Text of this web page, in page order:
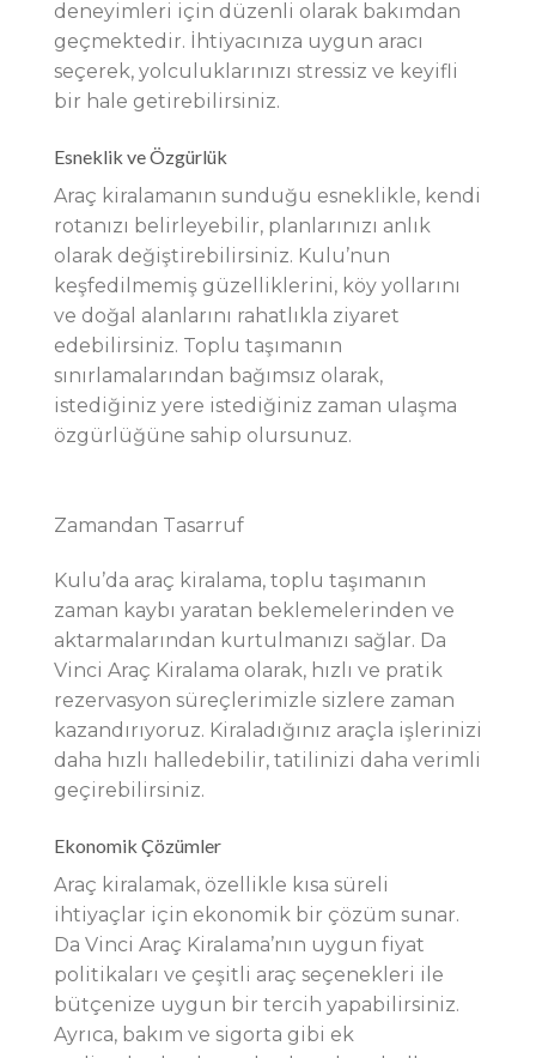
deneyimleri için düzenli olarak bakımdan
geçmektedir. İhtiyacınıza uygun aracı
seçerek, yolculuklarınızı stressiz ve keyifli
bir hale getirebilirsiniz.
Esneklik ve Özgürlük
Araç kiralamanın sunduğu esneklikle, kendi
rotanızı belirleyebilir, planlarınızı anlık
olarak değiştirebilirsiniz. Kulu’nun
keşfedilmemiş güzelliklerini, köy yollarını
ve doğal alanlarını rahatlıkla ziyaret
edebilirsiniz. Toplu taşımanın
sınırlamalarından bağımsız olarak,
istediğiniz yere istediğiniz zaman ulaşma
özgürlüğüne sahip olursunuz.
Zamandan Tasarruf
Kulu’da araç kiralama, toplu taşımanın
zaman kaybı yaratan beklemelerinden ve
aktarmalarından kurtulmanızı sağlar. Da
Vinci Araç Kiralama olarak, hızlı ve pratik
rezervasyon süreçlerimizle sizlere zaman
kazandırıyoruz. Kiraladığınız araçla işlerinizi
daha hızlı halledebilir, tatilinizi daha verimli
geçirebilirsiniz.
Ekonomik Çözümler
Araç kiralamak, özellikle kısa süreli
ihtiyaçlar için ekonomik bir çözüm sunar.
Da Vinci Araç Kiralama’nın uygun fiyat
politikaları ve çeşitli araç seçenekleri ile
bütçenize uygun bir tercih yapabilirsiniz.
Ayrıca, bakım ve sigorta gibi ek